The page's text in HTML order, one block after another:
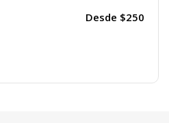
Desde $250